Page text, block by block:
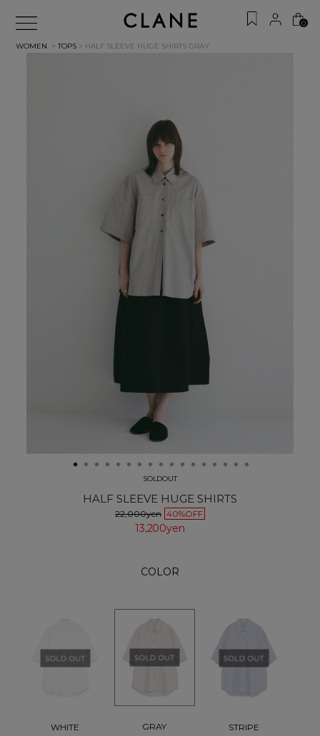
0
WOMEN >TOPS > HALF SLEEVE HUGE SHIRTSGRAY
SOLDOUT
HALF SLEEVE HUGE SHIRTS
22,000yen 40%OFF
13,200yen
COLOR
WHITE GRAY STRIPE